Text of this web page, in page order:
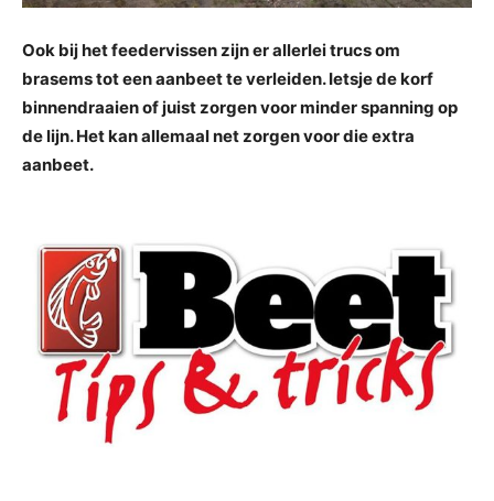
Ook bij het feedervissen zijn er allerlei trucs om
brasems tot een aanbeet te verleiden. Ietsje de korf
binnendraaien of juist zorgen voor minder spanning op
de lijn. Het kan allemaal net zorgen voor die extra
aanbeet.